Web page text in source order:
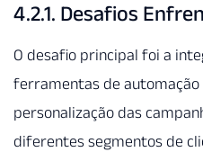
4.2.1. Desafios
O desafio principal foi a
ferramentas de automação
personalização das
diferentes segmentos de